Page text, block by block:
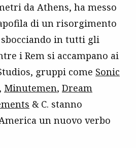
da Athens, ha messo
di un risorgimento
in tutti gli
i Rem si accampano ai
gruppi come Sonic
, Minutemen, Dream
& C. stanno
un nuovo verbo